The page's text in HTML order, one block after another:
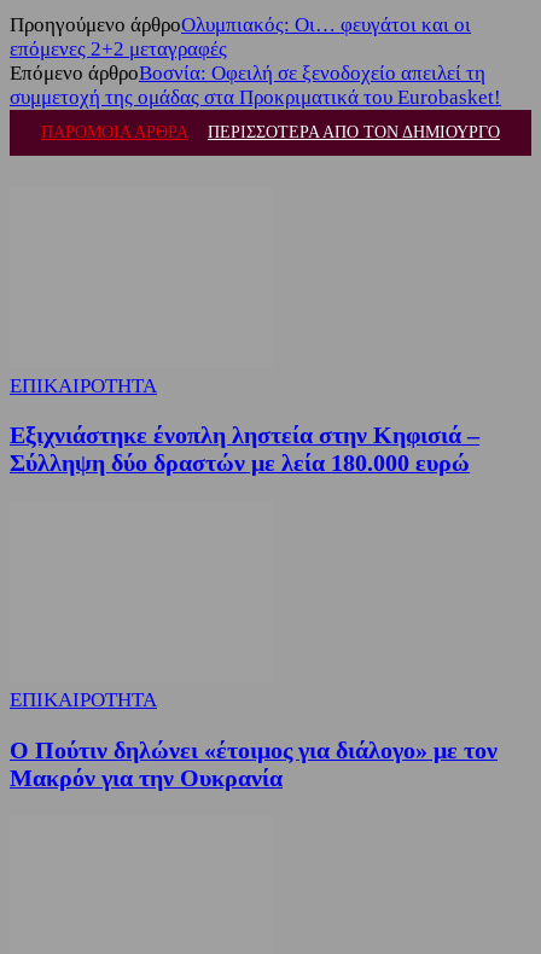
Προηγούμενο άρθροΟλυμπιακός: Οι… φευγάτοι και οι
επόμενες 2+2 μεταγραφές
Επόμενο άρθροΒοσνία: Οφειλή σε ξενοδοχείο απειλεί τη
συμμετοχή της ομάδας στα Προκριματικά του Eurobasket!
ΠΑΡΟΜΟΙΑ ΑΡΘΡΑ ΠΕΡΙΣΣΟΤΕΡΑ ΑΠΟ ΤΟΝ ΔΗΜΙΟΥΡΓΟ
ΕΠΙΚΑΙΡΟΤΗΤΑ
Εξιχνιάστηκε ένοπλη ληστεία στην Κηφισιά –
Σύλληψη δύο δραστών με λεία 180.000 ευρώ
ΕΠΙΚΑΙΡΟΤΗΤΑ
Ο Πούτιν δηλώνει «έτοιμος για διάλογο» με τον
Μακρόν για την Ουκρανία